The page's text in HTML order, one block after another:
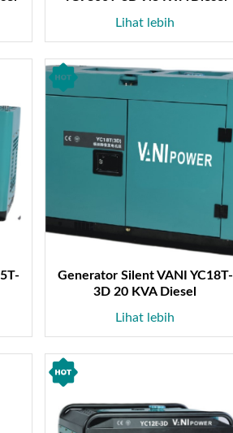
Lihat lebih
Generator Silent VANI YC18T-
3D 20 KVA Diesel
Lihat lebih